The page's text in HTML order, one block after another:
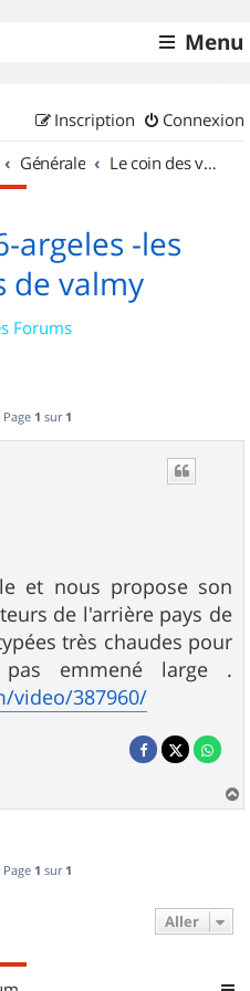
Menu
Connexion
Inscription
Générale Le coin des vidéastes
argeles -les
de valmy
Forums
Page 1 sur 1
et nous propose son
de l'arrière pays de
très chaudes pour
emmené large .
video/387960/
a
Page 1 sur 1
Aller